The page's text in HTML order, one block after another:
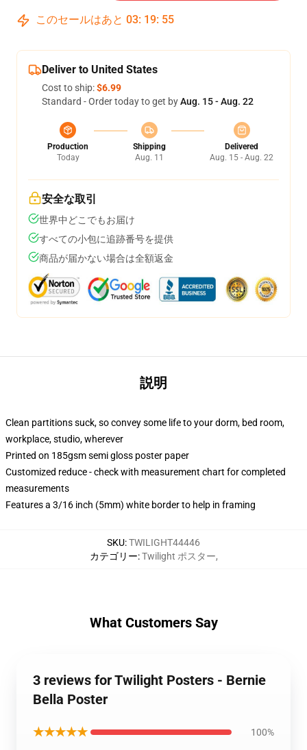
このセールはあと 03: 19: 54
Deliver to United States
Cost to ship:$6.99
Standard - Order today to get byAug. 15 - Aug. 22
Production
Today
Shipping
Aug. 11
Delivered
Aug. 15 - Aug. 22
安全な取引
世界中どこでもお届け
すべての小包に追跡番号を提供
商品が届かない場合は全額返金
説明
Clean partitions suck, so convey some life to your dorm, bed room,
workplace, studio, wherever
Printed on 185gsm semi gloss poster paper
Customized reduce - check with measurement chart for completed
measurements
Features a 3/16 inch (5mm) white border to help in framing
SKU:TWILIGHT44446
カテゴリー:Twilight ポスター,
What Customers Say
3 reviews for Twilight Posters - Bernie
Bella Poster
★★★★★ 100%